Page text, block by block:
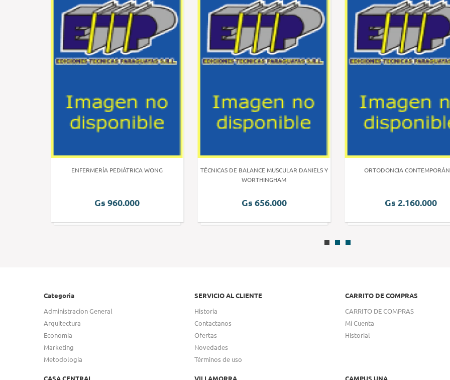
ENFERMERÍA PEDIÁTRICA WONG
Gs 960.000
TÉCNICAS DE BALANCE MUSCULAR DANIELS Y
WORTHINGHAM
Gs 656.000
ORTODONCIA
Gs 2.160.000
Categoria
Administracion General
Arquitectura
Economia
Marketing
Metodologia
SERVICIO AL CLIENTE
Historia
Contactanos
Ofertas
Novedades
Términos de uso
CARRITO DE COMPRAS
CARRITO DE COMPRAS
Mi Cuenta
Historial
CASA CENTRAL VILLAMORRA CAMPUS UNA